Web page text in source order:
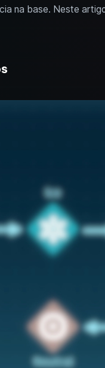
na base. Neste